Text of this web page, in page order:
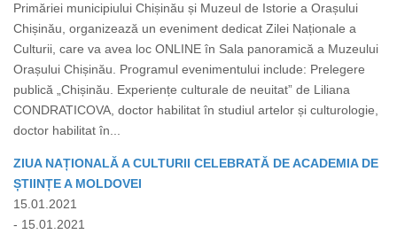
Primăriei municipiului Chișinău și Muzeul de Istorie a Orașului
Chișinău, organizează un eveniment dedicat Zilei Naționale a
Culturii, care va avea loc ONLINE în Sala panoramică a Muzeului
Orașului Chișinău. Programul evenimentului include: Prelegere
publică „Chișinău. Experiențe culturale de neuitat” de Liliana
CONDRATICOVA, doctor habilitat în studiul artelor și culturologie,
doctor habilitat în...
ZIUA NAȚIONALĂ A CULTURII CELEBRATĂ DE ACADEMIA DE
ȘTIINȚE A MOLDOVEI
15.01.2021
- 15.01.2021